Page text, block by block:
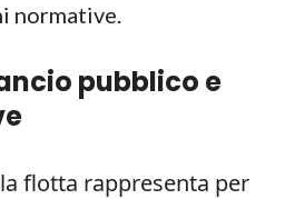
normative.
pubblico e
flotta rappresenta per